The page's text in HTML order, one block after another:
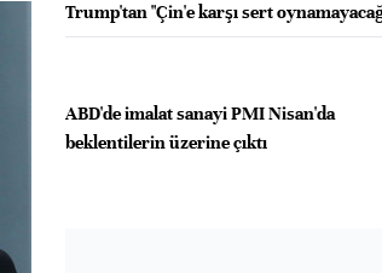
Trump'tan "Çin'e karşı sert
ABD'de imalat sanayi PMI Nisan'da
beklentilerin üzerine çıktı